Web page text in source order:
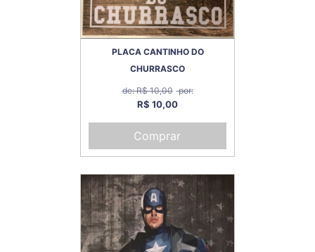
PLACA CANTINHO DO
CHURRASCO
de: R$ 10,00 por:
R$ 10,00
Comprar